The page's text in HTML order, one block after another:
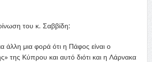
του κ. Σαββίδη:
άλλη μια φορά ότι η Πάφος είναι ο
της Κύπρου και αυτό διότι και η Λάρνακα